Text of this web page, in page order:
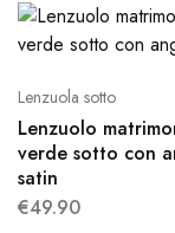
Lenzuola sotto
Lenzuolo
verde sotto con
satin
€49.90